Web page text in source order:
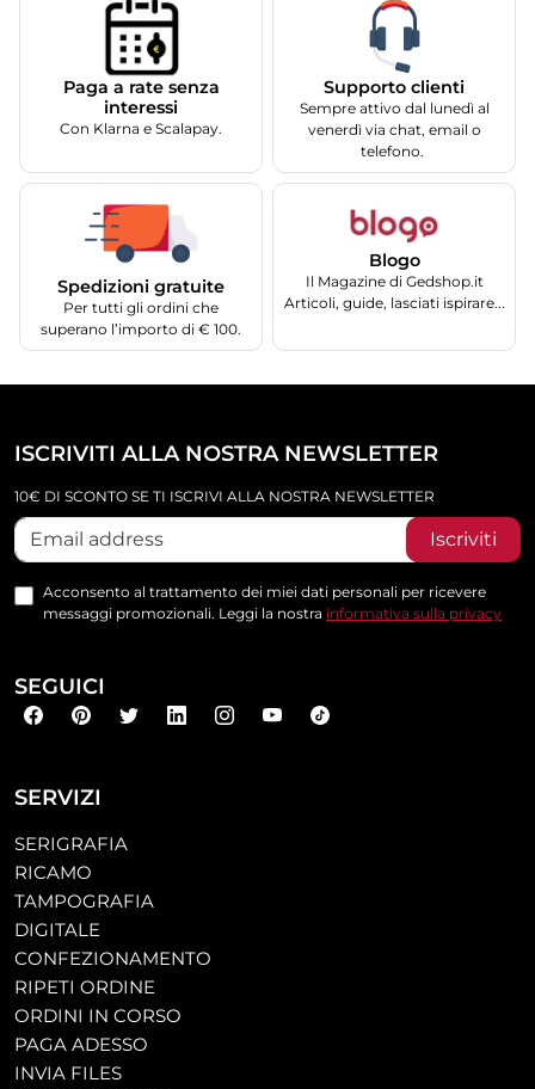
Paga a rate senza
interessi
Con Klarna e Scalapay.
Supporto clienti
Sempre attivo dal lunedì al
venerdì via chat, email o
telefono.
Spedizioni gratuite
Per tutti gli ordini che
superano l’importo di € 100.
Blogo
Il Magazine di Gedshop.it
Articoli, guide, lasciati ispirare...
SERVIZI
SERIGRAFIA
RICAMO
TAMPOGRAFIA
DIGITALE
CONFEZIONAMENTO
RIPETI ORDINE
ORDINI IN CORSO
PAGA ADESSO
INVIA FILES
ISCRIVITI ALLA NOSTRA NEWSLETTER
10€ DI SCONTO SE TI ISCRIVI ALLA NOSTRA NEWSLETTER
Iscriviti
Acconsento al trattamento dei miei dati personali per ricevere
messaggi promozionali. Leggi la nostra informativa sulla privacy
SEGUICI